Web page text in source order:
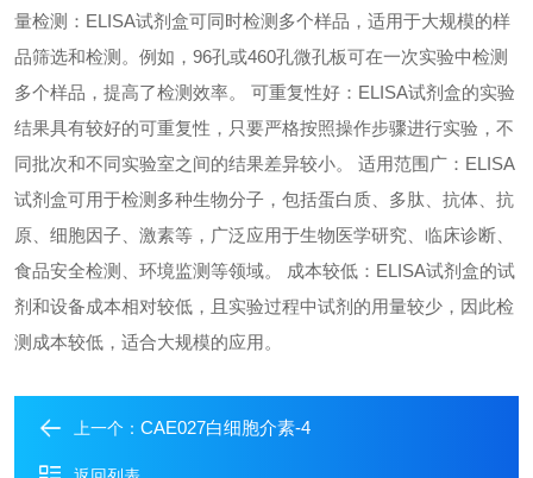
量检测：ELISA试剂盒可同时检测多个样品，适用于大规模的样
品筛选和检测。例如，96孔或460孔微孔板可在一次实验中检测
多个样品，提高了检测效率。 可重复性好：ELISA试剂盒的实验
结果具有较好的可重复性，只要严格按照操作步骤进行实验，不
同批次和不同实验室之间的结果差异较小。 适用范围广：ELISA
试剂盒可用于检测多种生物分子，包括蛋白质、多肽、抗体、抗
原、细胞因子、激素等，广泛应用于生物医学研究、临床诊断、
食品安全检测、环境监测等领域。 成本较低：ELISA试剂盒的试
剂和设备成本相对较低，且实验过程中试剂的用量较少，因此检
测成本较低，适合大规模的应用。
上一个： CAE027白细胞介素-4